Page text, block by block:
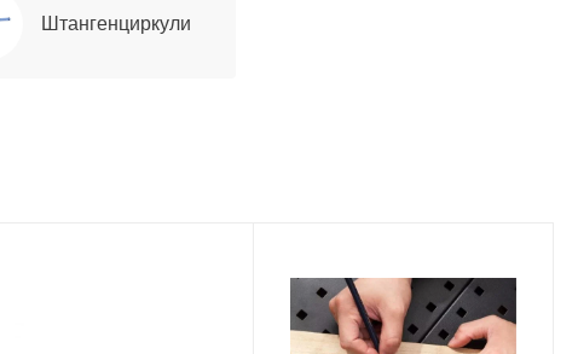
Штангенциркули